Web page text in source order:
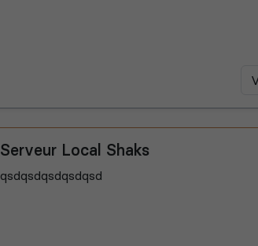
Serveur Local Shaks
qsdqsdqsdqsdqsd